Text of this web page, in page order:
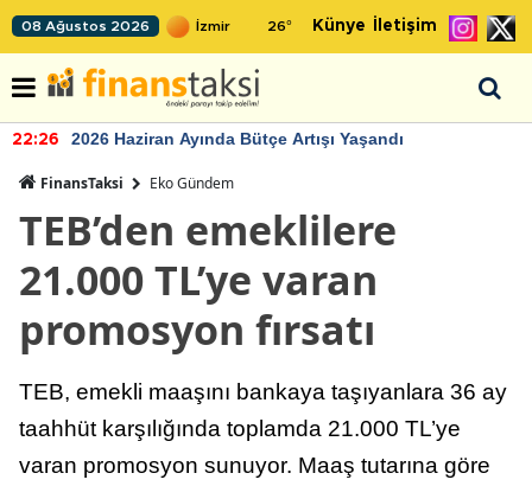
08 Ağustos 2026 26° Künye İletişim
22:26 2026 Haziran Ayında Bütçe Artışı Yaşandı
FinansTaksi Eko Gündem
TEB’den emeklilere
21.000 TL’ye varan
promosyon fırsatı
TEB, emekli maaşını bankaya taşıyanlara 36 ay
taahhüt karşılığında toplamda 21.000 TL’ye
varan promosyon sunuyor. Maaş tutarına göre